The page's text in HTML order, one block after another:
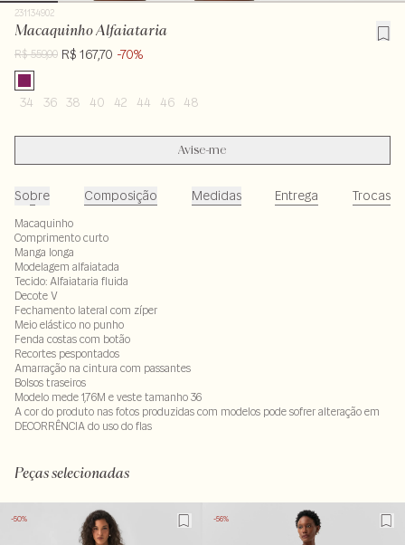
231134902
Macaquinho Alfaiataria
R$ 559,00 R$ 167,70 -70%
34 36 38 40 42 44 46 48
Avise-me
Sobre Composição Medidas Entrega Trocas
Macaquinho
Comprimento curto
Manga longa
Modelagem alfaiatada
Tecido: Alfaiataria fluida
Decote V
Fechamento lateral com zíper
Meio elástico no punho
Fenda costas com botão
Recortes pespontados
Amarração na cintura com passantes
Bolsos traseiros
Modelo mede 1,76M e veste tamanho 36
A cor do produto nas fotos produzidas com modelos pode sofrer alteração em
DECORRÊNCIA do uso do flas
Peças selecionadas
-50% -56%